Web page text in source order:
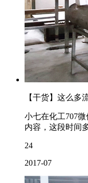
【干货】这么多
小七在化工707
内容，这段时间
24
2017-07